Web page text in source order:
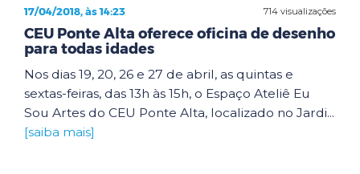
714 visualizações
17/04/2018, às 14:23
CEU Ponte Alta oferece oficina de desenho
para todas idades
Nos dias 19, 20, 26 e 27 de abril, as quintas e
sextas-feiras, das 13h às 15h, o Espaço Ateliê Eu
Sou Artes do CEU Ponte Alta, localizado no Jardi...
[saiba mais]